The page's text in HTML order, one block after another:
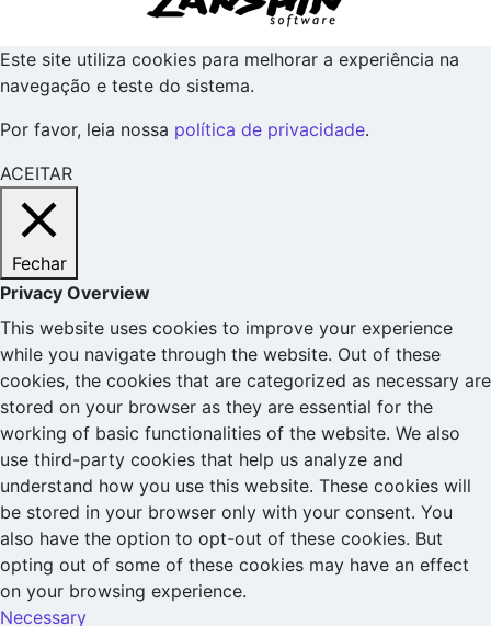
Este site utiliza cookies para melhorar a experiência na
navegação e teste do sistema.
Por favor, leia nossa política de privacidade.
ACEITAR
Fechar
Privacy Overview
This website uses cookies to improve your experience
while you navigate through the website. Out of these
cookies, the cookies that are categorized as necessary are
stored on your browser as they are essential for the
working of basic functionalities of the website. We also
use third-party cookies that help us analyze and
understand how you use this website. These cookies will
be stored in your browser only with your consent. You
also have the option to opt-out of these cookies. But
opting out of some of these cookies may have an effect
on your browsing experience.
Necessary